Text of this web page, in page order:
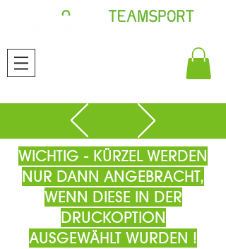
WICHTIG - KÜRZEL WERDEN
NUR DANN ANGEBRACHT,
WENN DIESE IN DER
DRUCKOPTION
AUSGEWÄHLT WURDEN !